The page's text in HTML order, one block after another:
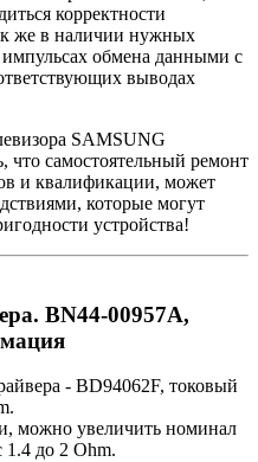
корректности
же в наличии нужных
обмена данными с
выводах
SAMSUNG
самостоятельный ремонт
и квалификации, может
которые могут
устройства!
BN44-00957A,
- BD94062F, токовый
можно увеличить номинал
1.4 до 2 Ohm.